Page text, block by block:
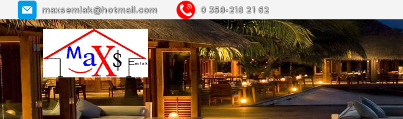
MaXS Emlak
maxsemlak@hotmail.com 0 358-218 21 62